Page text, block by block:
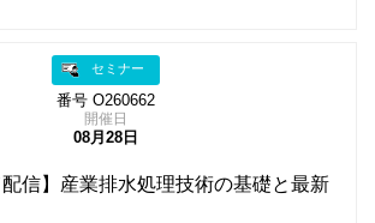
セミナー
番号 O260662
開催日
08月28日
配信】産業排水処理技術の基礎と最新